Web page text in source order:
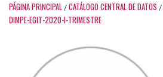
PÁGINA PRINCIPAL / CATÁLOGO CENTRAL DE DATOS /
DIMPE-EGIT-2020-I-TRIMESTRE